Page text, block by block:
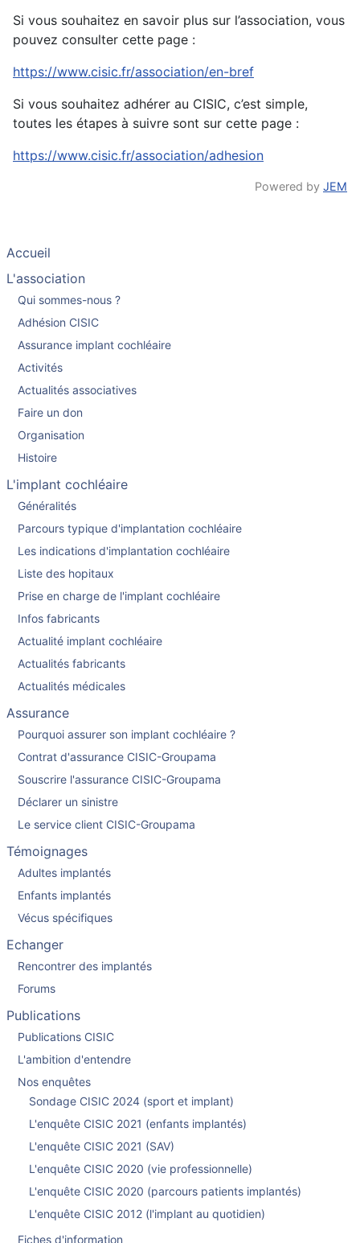
Si vous souhaitez en savoir plus sur l’association, vous
pouvez consulter cette page :
https://www.cisic.fr/association/en-bref
Si vous souhaitez adhérer au CISIC, c’est simple,
toutes les étapes à suivre sont sur cette page :
https://www.cisic.fr/association/adhesion
Powered by JEM
Accueil
L'association
Qui sommes-nous ?
Adhésion CISIC
Assurance implant cochléaire
Activités
Actualités associatives
Faire un don
Organisation
Histoire
L'implant cochléaire
Généralités
Parcours typique d'implantation cochléaire
Les indications d'implantation cochléaire
Liste des hopitaux
Prise en charge de l'implant cochléaire
Infos fabricants
Actualité implant cochléaire
Actualités fabricants
Actualités médicales
Assurance
Pourquoi assurer son implant cochléaire ?
Contrat d'assurance CISIC-Groupama
Souscrire l'assurance CISIC-Groupama
Déclarer un sinistre
Le service client CISIC-Groupama
Témoignages
Adultes implantés
Enfants implantés
Vécus spécifiques
Echanger
Rencontrer des implantés
Forums
Publications
Publications CISIC
L'ambition d'entendre
Nos enquêtes
Sondage CISIC 2024 (sport et implant)
L'enquête CISIC 2021 (enfants implantés)
L'enquête CISIC 2021 (SAV)
L'enquête CISIC 2020 (vie professionnelle)
L'enquête CISIC 2020 (parcours patients implantés)
L'enquête CISIC 2012 (l'implant au quotidien)
Fiches d'information